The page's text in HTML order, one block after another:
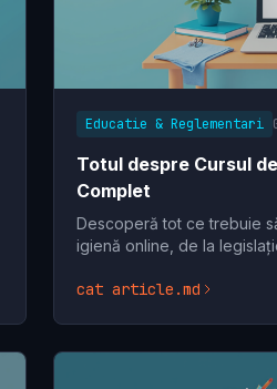
Educatie & Reglementari
Totul despre Cursul
Complet
Descoperă tot ce trebuie
igienă online, de la
cat article.md